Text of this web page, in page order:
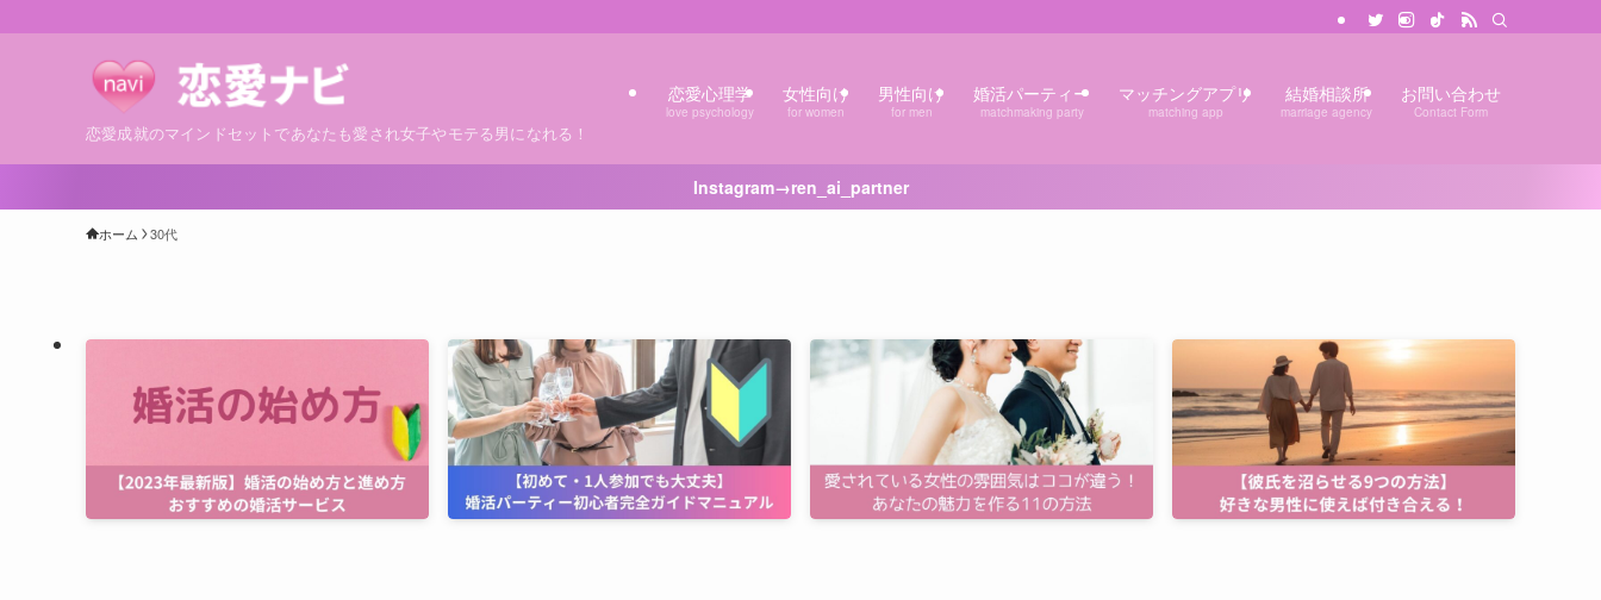
恋愛成就のマインドセットであなたも愛され女子やモテる男になれる！
恋愛心理学
love psychology
女性向け
for women
男性向け
for men
婚活パーティー
matchmaking party
マッチングアプリ
matching app
結婚相談所
marriage agency
お問い合わせ
Contact Form
Instagram→ren_ai_partner
ホーム 30代